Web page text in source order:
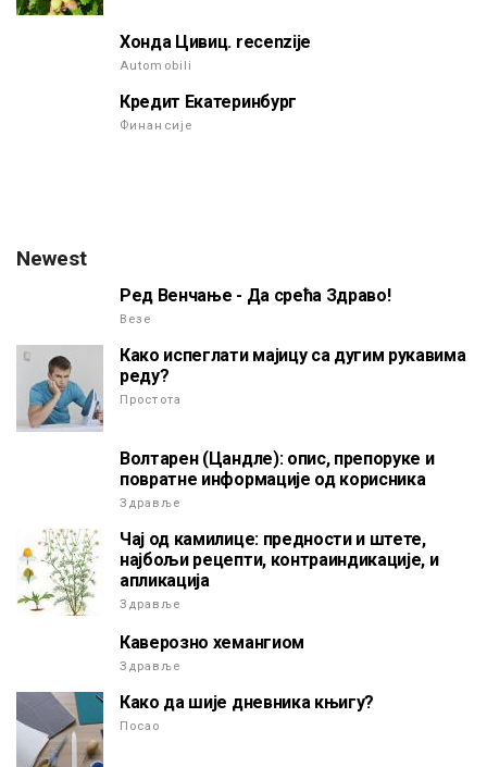
Хонда Цивиц. recenzije
Automobili
Кредит Екатеринбург
Финансије
Newest
Ред Венчање - Да срећа Здраво!
Везе
Како испеглати мајицу са дугим рукавима
реду?
Простота
Волтарен (Цандле): опис, препоруке и
повратне информације од корисника
Здравље
Чај од камилице: предности и штете,
најбољи рецепти, контраиндикације, и
апликација
Здравље
Каверозно хемангиом
Здравље
Како да шије дневника књигу?
Посао